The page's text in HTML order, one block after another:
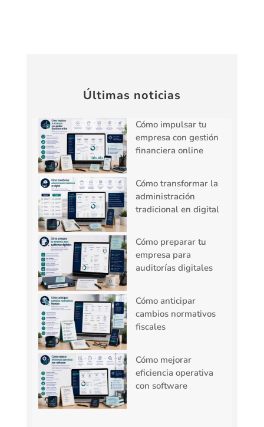
Últimas noticias
Cómo impulsar tu
empresa con gestión
financiera online
Cómo transformar la
administración
tradicional en digital
Cómo preparar tu
empresa para
auditorías digitales
Cómo anticipar
cambios normativos
fiscales
Cómo mejorar
eficiencia operativa
con software